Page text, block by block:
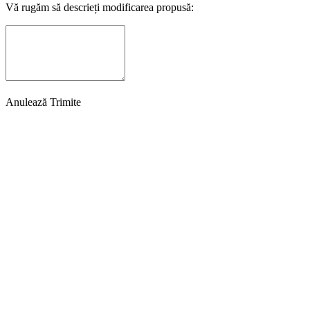
Vă rugăm să descrieți modificarea propusă:
Anulează Trimite